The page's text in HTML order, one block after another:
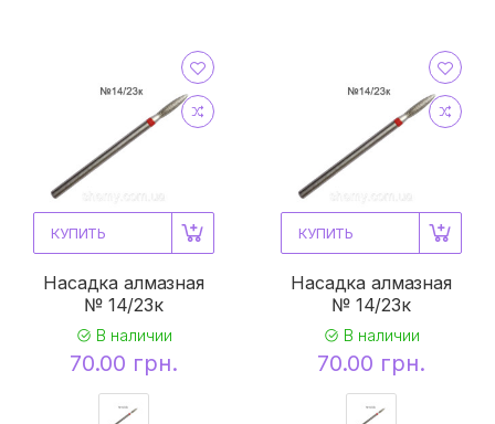
КУПИТЬ
Насадка алмазная
№ 14/23к
В наличии
70.00 грн.
КУПИТЬ
Насадка алмазная
№ 14/23к
В наличии
70.00 грн.